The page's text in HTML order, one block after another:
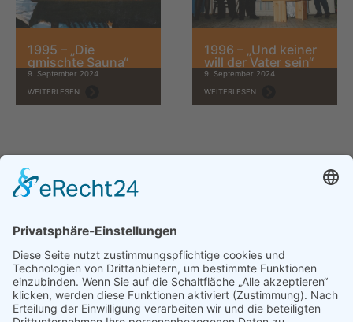
1995 – „Die
gmischte Sauna“
9. September 2024
WEITERLESEN
1996 – „Und keiner
will der Vater sein“
9. September 2024
WEITERLESEN
THEATERGRUPPE DELLACH